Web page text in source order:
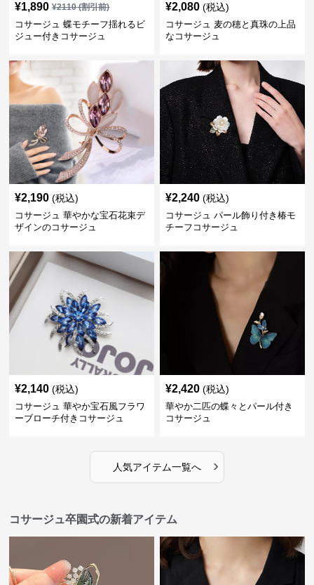
¥1,890 ¥2110(割引前)
コサージュ 蝶モチーフ揺れるビ
ジュー付きコサージュ
¥2,080 (税込)
コサージュ 麦の穂と真珠の上品
なコサージュ
¥2,190 (税込)
コサージュ 華やかな宝石花束デ
ザインのコサージュ
¥2,240 (税込)
コサージュ パール飾り付き椿モ
チーフコサージュ
¥2,140 (税込)
コサージュ 華やか宝石風フラワ
ーブローチ付きコサージュ
¥2,420 (税込)
華やか二匹の蝶々とパール付き
コサージュ
人気アイテム一覧へ ›
コサージュ卒園式の新着アイテム